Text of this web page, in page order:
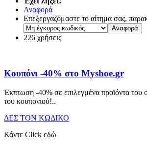
Αναφορά
Επεξεργαζόμαστε το αίτημα σας,
226 χρήσεις
Κουπόνι -40% στο Myshoe.gr
Έκπτωση -40% σε επιλεγμένα προϊόντα του
του κουπονιού!..
ΔΕΣ ΤΟΝ ΚΩΔΙΚΟ
Κάντε Click εδώ